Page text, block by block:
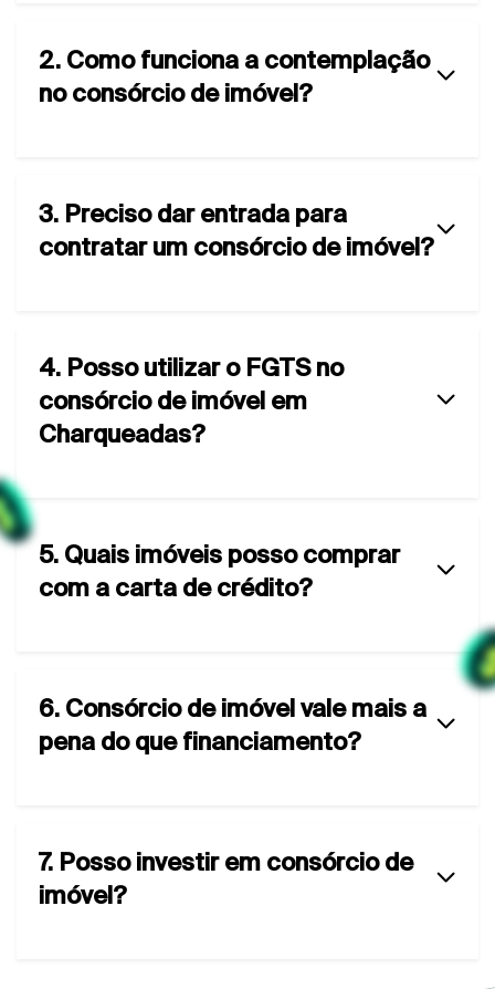
2. Como funciona a contemplação
no consórcio de imóvel?
3. Preciso dar entrada para
contratar um consórcio de imóvel?
4. Posso utilizar o FGTS no
consórcio de imóvel em
Charqueadas?
5. Quais imóveis posso comprar
com a carta de crédito?
6. Consórcio de imóvel vale mais a
pena do que financiamento?
7. Posso investir em consórcio de
imóvel?